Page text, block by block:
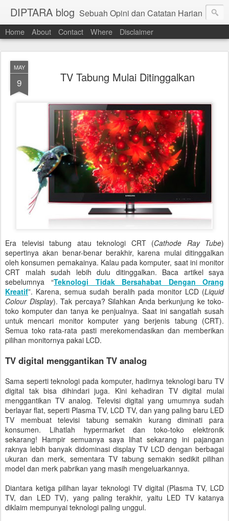
DIPTARA blog Sebuah Opini dan Catatan Harian
Home About Contact Where Disclaimer
MAY
9 TV Tabung Mulai Ditinggalkan
Era televisi tabung atau teknologi CRT (Cathode Ray Tube)
sepertinya akan benar-benar berakhir, karena mulai ditinggalkan
oleh konsumen pemakainya. Kalau pada komputer, saat ini monitor
CRT malah sudah lebih dulu ditinggalkan. Baca artikel saya
sebelumnya “Teknologi Tidak Bersahabat Dengan Orang
Kreatif”. Karena, semua sudah beralih pada monitor LCD (Liquid
Colour Display). Tak percaya? Silahkan Anda berkunjung ke toko-
toko komputer dan tanya ke penjualnya. Saat ini sangatlah susah
untuk mencari monitor komputer yang berjenis tabung (CRT).
Semua toko rata-rata pasti merekomendasikan dan memberikan
pilihan monitornya pakai LCD.
TV digital menggantikan TV analog
Sama seperti teknologi pada komputer, hadirnya teknologi baru TV
digital tak bisa dihindari juga. Kini kehadiran TV digital mulai
menggantikan TV analog. Televisi digital yang umumnya sudah
berlayar flat, seperti Plasma TV, LCD TV, dan yang paling baru LED
TV membuat televisi tabung semakin kurang diminati para
konsumen. Lihatlah hypermarket dan toko-toko elektronik
sekarang! Hampir semuanya saya lihat sekarang ini pajangan
raknya lebih banyak didominasi display TV LCD dengan berbagai
ukuran dan merk, sementara TV tabung semakin sedikit pilihan
model dan merk pabrikan yang masih mengeluarkannya.
Diantara ketiga pilihan layar teknologi TV digital (Plasma TV, LCD
TV, dan LED TV), yang paling terakhir, yaitu LED TV katanya
diklaim mempunyai teknologi paling unggul.